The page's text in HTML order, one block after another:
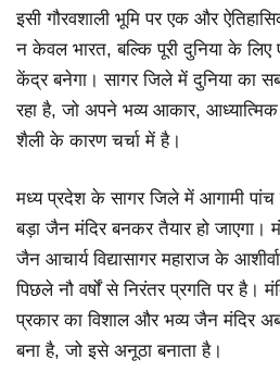
इसी गौरवशाली भूमि पर एक और
न केवल भारत, बल्कि पूरी दुनिया के
केंद्र बनेगा। सागर जिले में दुनिया का
रहा है, जो अपने भव्य आकार,
शैली के कारण चर्चा में है।
मध्य प्रदेश के सागर जिले में आगामी पांच
बड़ा जैन मंदिर बनकर तैयार हो जाएगा।
जैन आचार्य विद्यासागर महाराज के
पिछले नौ वर्षों से निरंतर प्रगति पर है।
प्रकार का विशाल और भव्य जैन मंदिर
बना है, जो इसे अनूठा बनाता है।